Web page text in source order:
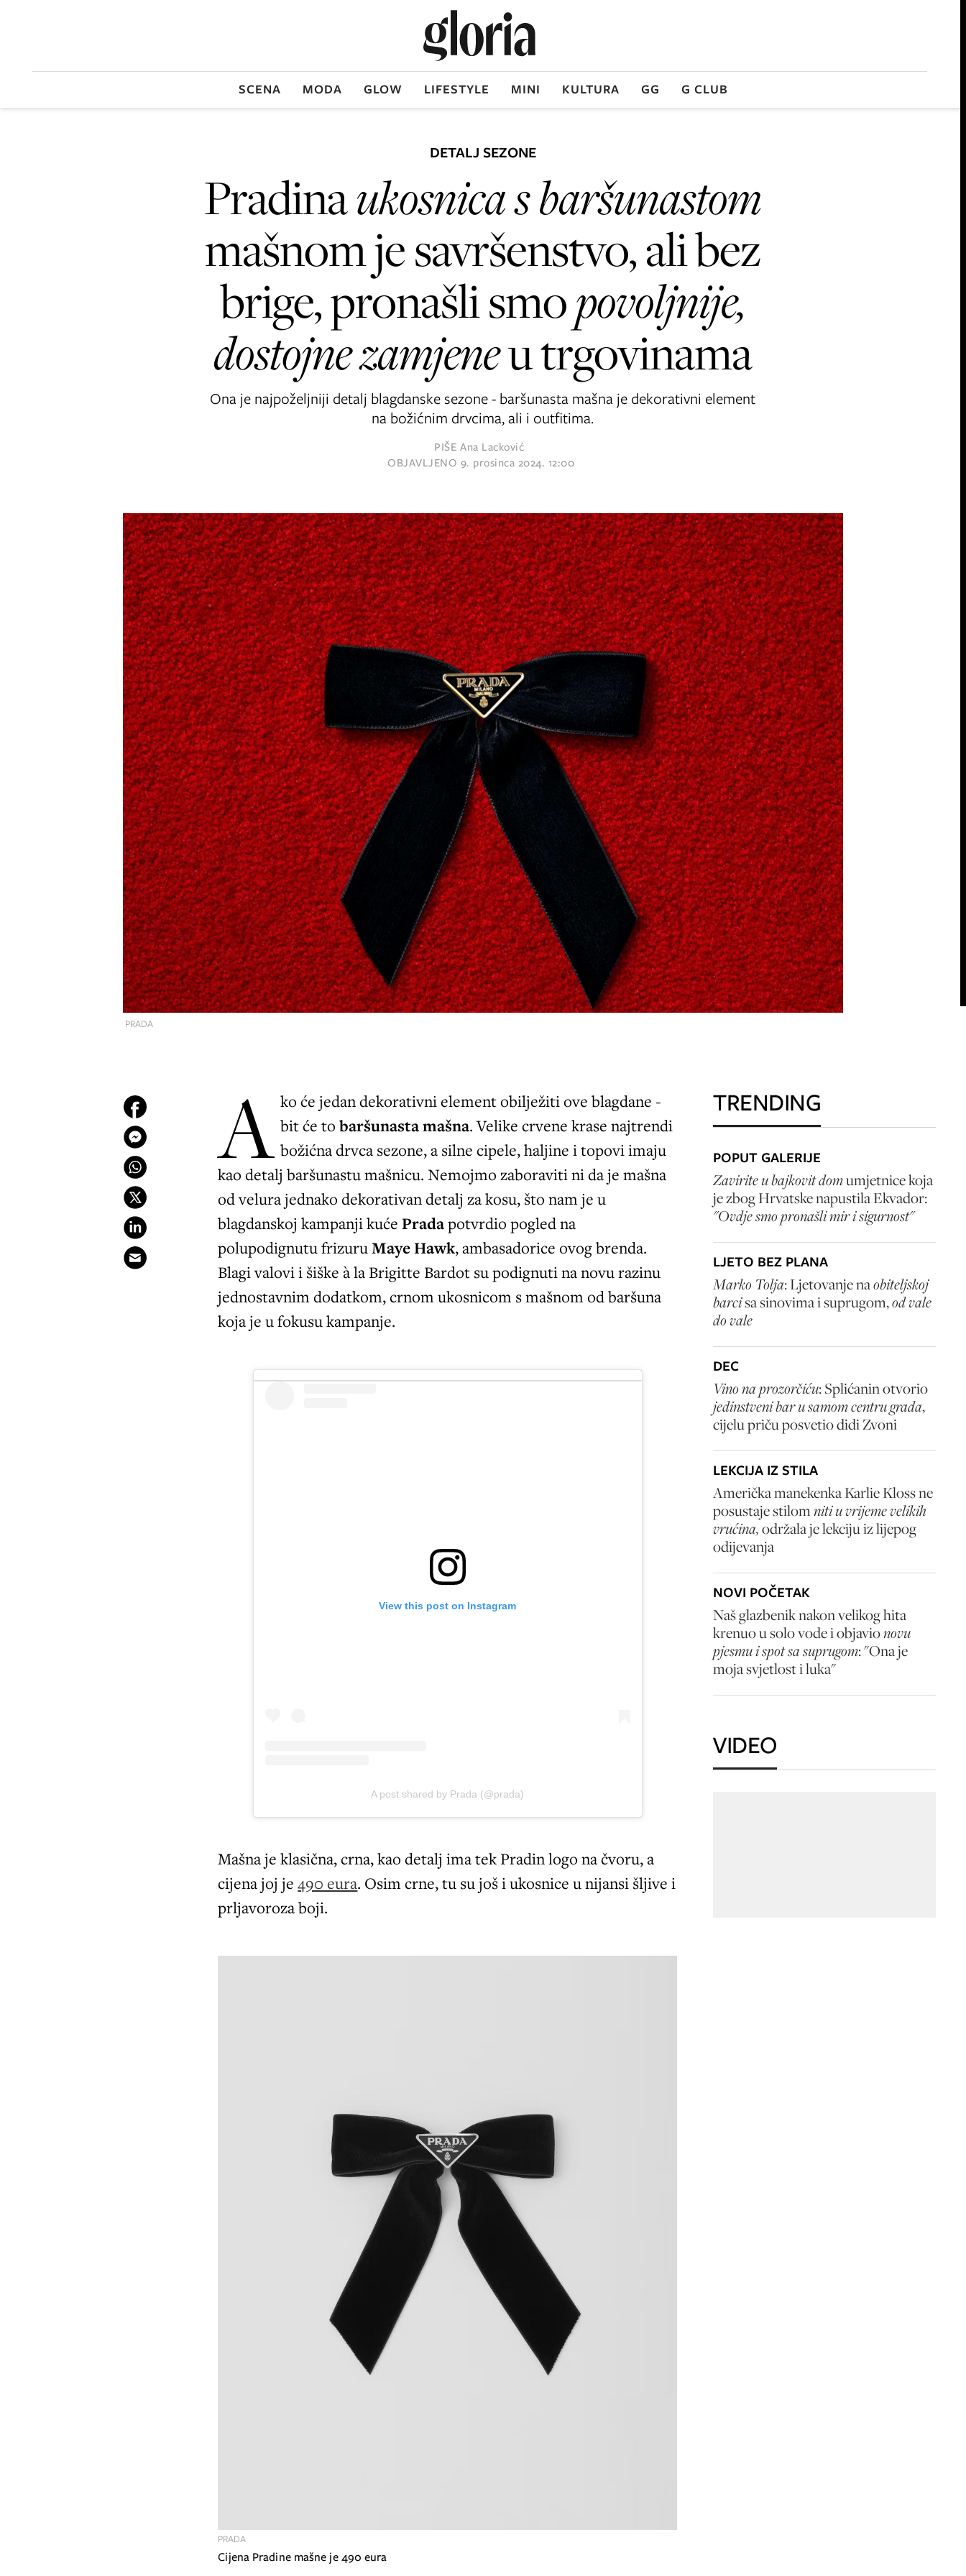
SCENA MODA GLOW LIFESTYLE MINI KULTURA GG G CLUB
PRADA
DETALJ SEZONE
Pradinaukosnica s baršunastom
mašnom je savršenstvo, ali bez
brige, pronašli smopovoljnije,
dostojne zamjeneu trgovinama
Ona je najpoželjniji detalj blagdanske sezone - baršunasta mašna je dekorativni element
na božićnim drvcima, ali i outfitima.
PIŠE Ana Lacković
OBJAVLJENO 9. prosinca 2024. 12:00
A ko će jedan dekorativni element obilježiti ove blagdane -
bit će tobaršunasta mašna. Velike crvene krase najtrendi
božićna drvca sezone, a silne cipele, haljine i topovi imaju
kao detalj baršunastu mašnicu. Nemojmo zaboraviti ni da je mašna
od velura jednako dekorativan detalj za kosu, što nam je u
blagdanskoj kampanji kućePradapotvrdio pogled na
polupodignutu frizuruMaye Hawk, ambasadorice ovog brenda.
Blagi valovi i šiške à la Brigitte Bardot su podignuti na novu razinu
jednostavnim dodatkom, crnom ukosnicom s mašnom od baršuna
koja je u fokusu kampanje.
View this post on Instagram
A post shared by Prada (@prada)
Mašna je klasična, crna, kao detalj ima tek Pradin logo na čvoru, a
cijena joj je490 eura. Osim crne, tu su još i ukosnice u nijansi šljive i
prljavoroza boji.
Cijena Pradine mašne je 490 eura
PRADA
TRENDING
POPUT GALERIJE
Zavirite u bajkovit domumjetnice koja
je zbog Hrvatske napustila Ekvador:
"Ovdje smo pronašli mir i sigurnost"
LJETO BEZ PLANA
Marko Tolja: Ljetovanje naobiteljskoj
barcisa sinovima i suprugom,od vale
do vale
DEC
Vino na prozorčiću: Splićanin otvorio
jedinstveni bar u samom centru grada,
cijelu priču posvetio didi Zvoni
LEKCIJA IZ STILA
Američka manekenka Karlie Kloss ne
posustaje stilomniti u vrijeme velikih
vrućina,održala je lekciju iz lijepog
odijevanja
NOVI POČETAK
Naš glazbenik nakon velikog hita
krenuo u solo vode i objavionovu
pjesmu i spot sa suprugom: "Ona je
moja svjetlost i luka"
VIDEO